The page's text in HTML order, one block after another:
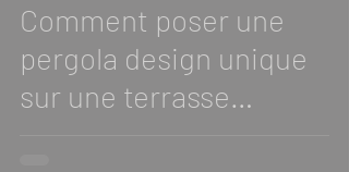
Comment poser une
pergola design unique
sur une terrasse